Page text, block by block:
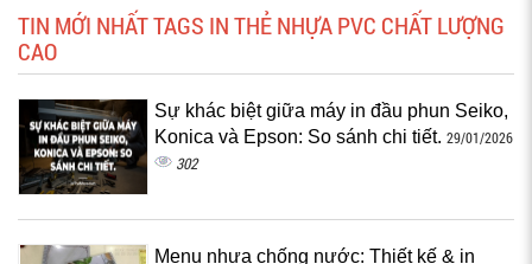
TIN MỚI NHẤT TAGS IN THẺ NHỰA PVC CHẤT LƯỢNG
CAO
Sự khác biệt giữa máy in đầu phun Seiko,
Konica và Epson: So sánh chi tiết. 29/01/2026
302
Menu nhựa chống nước: Thiết kế & in